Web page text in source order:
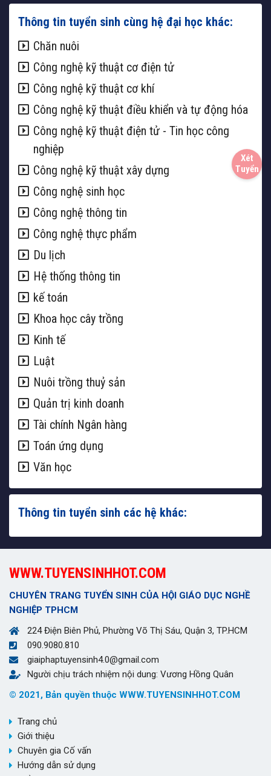
Thông tin tuyển sinh cùng hệ đại học khác:
Chăn nuôi
Công nghệ kỹ thuật cơ điện tử
Công nghệ kỹ thuật cơ khí
Công nghệ kỹ thuật điều khiển và tự động hóa
Công nghệ kỹ thuật điện tử - Tin học công
nghiệp
Công nghệ kỹ thuật xây dựng
Công nghệ sinh học
Công nghệ thông tin
Công nghệ thực phẩm
Du lịch
Hệ thống thông tin
kế toán
Khoa học cây trồng
Kinh tế
Luật
Nuôi trồng thuỷ sản
Quản trị kinh doanh
Tài chính Ngân hàng
Toán ứng dụng
Văn học
Thông tin tuyển sinh các hệ khác:
WWW.TUYENSINHHOT.COM
CHUYÊN TRANG TUYỂN SINH CỦA HỘI GIÁO DỤC NGHỀ
NGHIỆP TPHCM
224 Điện Biên Phủ, Phường Võ Thị Sáu, Quận 3, TP.HCM
090.9080.810
giaiphaptuyensinh4.0@gmail.com
Người chịu trách nhiệm nội dung: Vương Hồng Quân
© 2021, Bản quyền thuộc WWW.TUYENSINHHOT.COM
Trang chủ
Giới thiệu
Chuyên gia Cố vấn
Hướng dẫn sử dụng